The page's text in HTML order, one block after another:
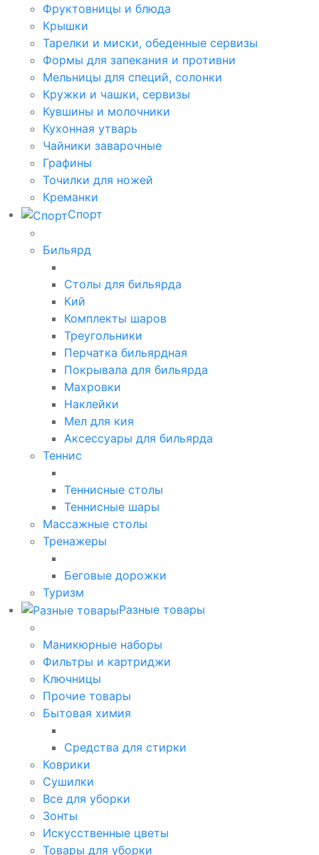
Фруктовницы и блюда
Крышки
Тарелки и миски, обеденные сервизы
Формы для запекания и противни
Мельницы для специй, солонки
Кружки и чашки, сервизы
Кувшины и молочники
Кухонная утварь
Чайники заварочные
Графины
Точилки для ножей
Креманки
Спорт
Бильярд
Столы для бильярда
Кий
Комплекты шаров
Треугольники
Перчатка бильярдная
Покрывала для бильярда
Махровки
Наклейки
Мел для кия
Аксессуары для бильярда
Теннис
Теннисные столы
Теннисные шары
Массажные столы
Тренажеры
Беговые дорожки
Туризм
Разные товары
Маникюрные наборы
Фильтры и картриджи
Ключницы
Прочие товары
Бытовая химия
Средства для стирки
Коврики
Сушилки
Все для уборки
Зонты
Искусственные цветы
Товары для уборки